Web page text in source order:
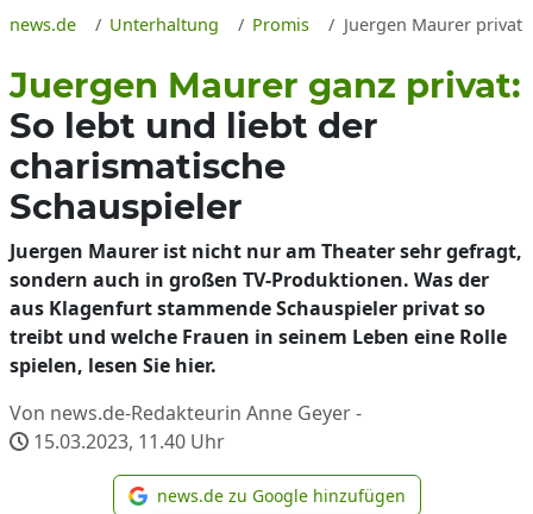
news.de Unterhaltung Promis Juergen Maurer privat
Juergen Maurer ganz privat:
So lebt und liebt der
charismatische
Schauspieler
Juergen Maurer ist nicht nur am Theater sehr gefragt,
sondern auch in großen TV-Produktionen. Was der
aus Klagenfurt stammende Schauspieler privat so
treibt und welche Frauen in seinem Leben eine Rolle
spielen, lesen Sie hier.
Von news.de-Redakteurin Anne Geyer -
15.03.2023, 11.40 Uhr
news.de zu Google
news.de zu Google hinzufügen